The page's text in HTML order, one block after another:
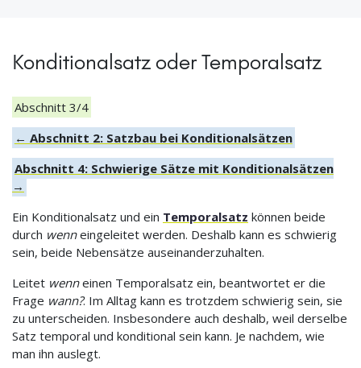
Konditionalsatz oder Temporalsatz
Abschnitt 3/4
← Abschnitt 2: Satzbau bei Konditionalsätzen
Abschnitt 4: Schwierige Sätze mit Konditionalsätzen
→
Ein Konditionalsatz und ein Temporalsatz können beide
durch wenneingeleitet werden. Deshalb kann es schwierig
sein, beide Nebensätze auseinanderzuhalten.
Leitet wenneinen Temporalsatz ein, beantwortet er die
Frage wann?. Im Alltag kann es trotzdem schwierig sein, sie
zu unterscheiden. Insbesondere auch deshalb, weil derselbe
Satz temporal und konditional sein kann. Je nachdem, wie
man ihn auslegt.